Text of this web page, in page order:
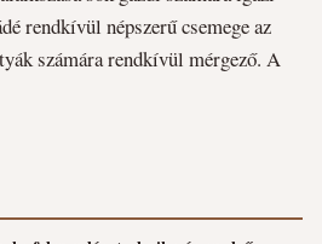
rendkívül népszerű csemege az
számára rendkívül mérgező. A